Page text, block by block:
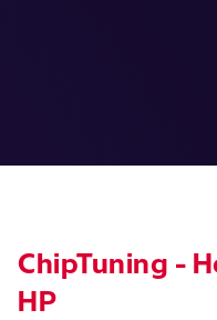
ChipTuning -
HP